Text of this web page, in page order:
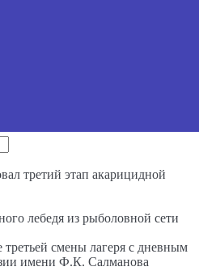
третий этап акарицидной
лебедя из рыболовной сети
смены лагеря с дневным
имени Ф.К. Салманова